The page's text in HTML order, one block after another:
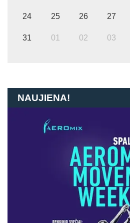
24 25 26 27
31 01 02 03
NAUJIENA!